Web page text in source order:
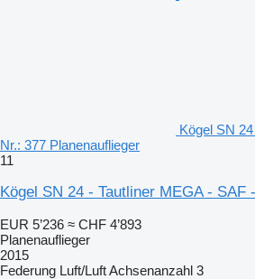
Kögel SN
Nr.: 377 Planenauflieger
11
Kögel SN 24 - Tautliner MEGA - SAF
EUR 5’236 ≈ CHF 4’893
Planenauflieger
2015
Federung Luft/LuftAchsenanzahl 3